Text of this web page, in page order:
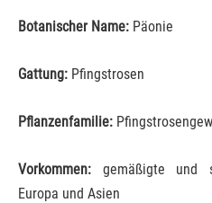
Botanischer Name: Päonie
Gattung: Pfingstrosen
Pflanzenfamilie:
Vorkommen: gemäßigte und
Europa und Asien